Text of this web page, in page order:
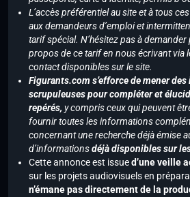
L’accès préférentiel au site et à tous
aux demandeurs d’emploi et
tarif spécial. N’hésitez pas à
propos de ce tarif en nous écrivant via
contact disponibles sur le site.
Figurants.com s’efforce de mener
scrupuleuses pour compléter et
repérés, y compris ceux qui peuvent
fournir toutes les informations
concernant une recherche déjà émise
d’informationsdéjà disponibles sur
Cette annonce est issued’une veille
sur les projets audiovisuels en
n’émane pas directement de la